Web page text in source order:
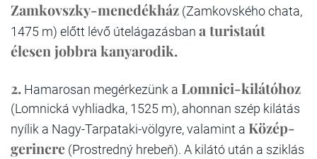
Zamkovszky-menedékház (Zamkovského chata,
1475 m) előtt lévő útelágazásban a turistaút
élesen jobbra kanyarodik.
2. Hamarosan megérkezünk a Lomnici-kilátóhoz
(Lomnická vyhliadka, 1525 m), ahonnan szép kilátás
nyílik a Nagy-Tarpataki-völgyre, valamint a Közép-
gerincre (Prostredný hrebeň). A kilátó után a sziklás